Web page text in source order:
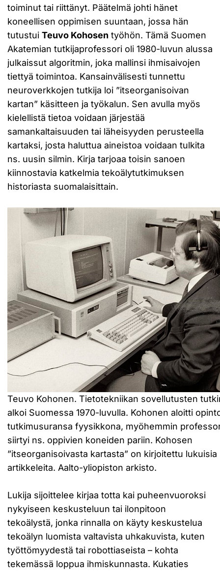
toiminut tai riittänyt. Päätelmä johti hänet
koneellisen oppimisen suuntaan, jossa hän
tutustui Teuvo Kohosen työhön. Tämä Suomen
Akatemian tutkijaprofessori oli 1980-luvun alussa
julkaissut algoritmin, joka mallinsi ihmisaivojen
tiettyä toimintoa. Kansainvälisesti tunnettu
neuroverkkojen tutkija loi ”itseorganisoivan
kartan” käsitteen ja työkalun. Sen avulla myös
kielellistä tietoa voidaan järjestää
samankaltaisuuden tai läheisyyden perusteella
kartaksi, josta haluttua aineistoa voidaan tulkita
ns. uusin silmin. Kirja tarjoaa toisin sanoen
kiinnostavia katkelmia tekoälytutkimuksen
historiasta suomalaisittain.
Teuvo Kohonen. Tietotekniikan sovellutusten
alkoi Suomessa 1970-luvulla. Kohonen aloitti
tutkimusuransa fyysikkona, myöhemmin
siirtyi ns. oppivien koneiden pariin. Kohosen
”itseorganisoivasta kartasta” on kirjoitettu lukuisia
artikkeleita. Aalto-yliopiston arkisto.
Lukija sijoittelee kirjaa totta kai puheenvuoroksi
nykyiseen keskusteluun tai ilonpitoon
tekoälystä, jonka rinnalla on käyty keskustelua
tekoälyn luomista valtavista uhkakuvista, kuten
työttömyydestä tai robottiaseista – kohta
tekemässä loppua ihmiskunnasta. Kukaties